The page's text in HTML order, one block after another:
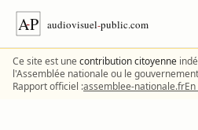
Aller au contenu
Ce site est unecontribution citoyenne
l'Assemblée nationale ou le
Rapport officiel :assemblee-nationale.fr